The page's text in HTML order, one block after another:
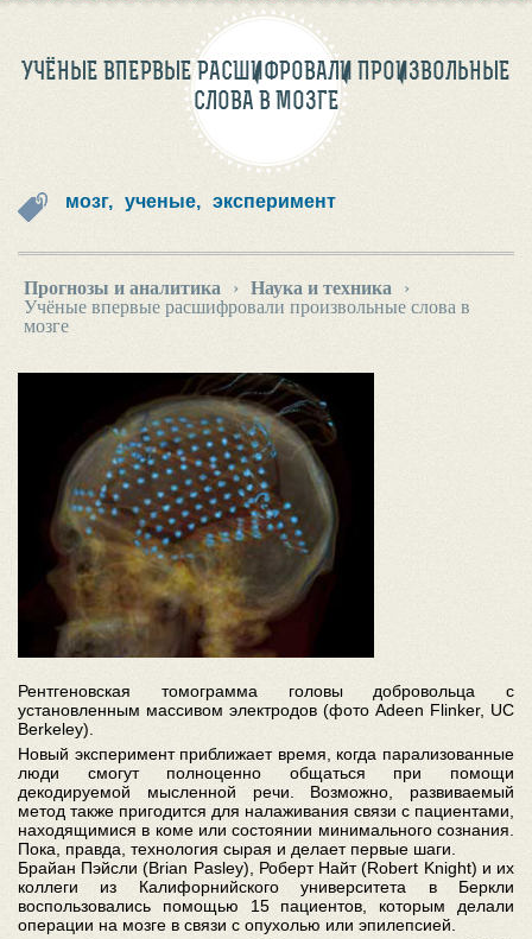
УЧЁНЫЕ ВПЕРВЫЕ РАСШИФРОВАЛИ ПРОИЗВОЛЬНЫЕ
СЛОВА В МОЗГЕ
мозг, ученые, эксперимент
Прогнозы и аналитика › Наука и техника
›
Учёные впервые расшифровали произвольные слова в
мозге
Рентгеновская томограмма головы добровольца с
установленным массивом электродов (фото Adeen Flinker, UC
Berkeley).
Новый эксперимент приближает время, когда парализованные
люди смогут полноценно общаться при помощи
декодируемой мысленной речи. Возможно, развиваемый
метод также пригодится для налаживания связи с пациентами,
находящимися в коме или состоянии минимального сознания.
Пока, правда, технология сырая и делает первые шаги.
Брайан Пэйсли (Brian Pasley), Роберт Найт (Robert Knight) и их
коллеги из Калифорнийского университета в Беркли
воспользовались помощью 15 пациентов, которым делали
операции на мозге в связи с опухолью или эпилепсией.